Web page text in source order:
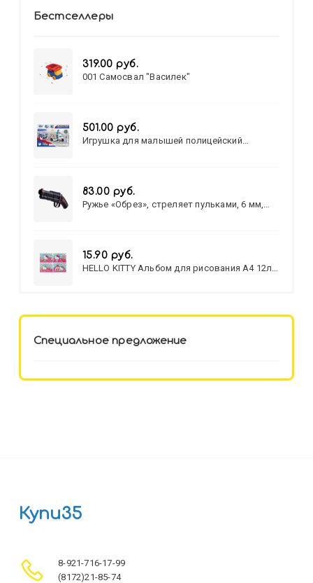
Бестселлеры
319.00 руб.
001 Самосвал "Василек"
501.00 руб.
Игрушка для малышей полицейский
83.00 руб.
Ружье «Обрез», стреляет пульками, 6 мм,
15.90 руб.
HELLO KITTY Альбом для рисования А4 12л.
Специальное предложение
Купи35
8-921-716-17-99
(8172)21-85-74